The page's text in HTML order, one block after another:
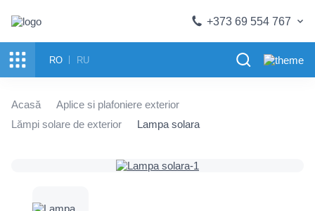
+373 69 554 767
RO RU
Acasă
Aplice si plafoniere exterior
Lămpi solare de exterior
Lampa solara